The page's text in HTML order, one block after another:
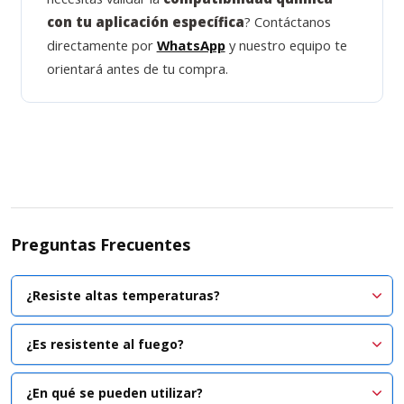
con tu aplicación específica? Contáctanos
directamente por WhatsAppy nuestro equipo te
orientará antes de tu compra.
Preguntas Frecuentes
¿Resiste altas temperaturas?
¿Es resistente al fuego?
¿En qué se pueden utilizar?